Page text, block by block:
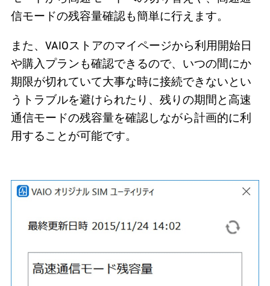
信モードの残容量確認も簡単に行えます。
また、VAIOストアのマイページから利用開始日
や購入プランも確認できるので、いつの間にか
期限が切れていて大事な時に接続できないとい
うトラブルを避けられたり、残りの期間と高速
通信モードの残容量を確認しながら計画的に利
用することが可能です。